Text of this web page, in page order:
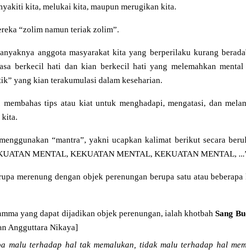
kita, melukai kita, maupun merugikan kita.
“zolim namun teriak zolim”.
anggota masyarakat kita yang berperilaku kurang
berkecil hati dan kian berkecil hati yang melemahkan
yang kian terakumulasi dalam keseharian.
tips atau kiat untuk menghadapi, mengatasi, dan
kita.
“mantra”, yakni ucapkan kalimat berikut secara
MENTAL, KEKUATAN MENTAL, KEKUATAN MENTAL,
merenung dengan objek perenungan berupa satu atau
yang dapat dijadikan objek perenungan, ialah khotbahSang
Angguttara Nikaya]
malu terhadap hal tak memalukan, tidak malu terhadap hal